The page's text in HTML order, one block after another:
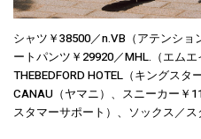
シャツ￥38500／n.VB（アテンシ
ートパンツ￥29920／MHL.（エム
THEBEDFORD HOTEL（キングス
CANAU（ヤマニ）、スニーカー￥
スタマーサポート）、ソックス／